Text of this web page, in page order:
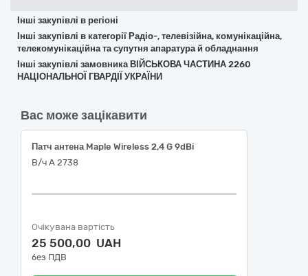
Інші закупівлі в регіоні
Інші закупівлі в категорії Радіо-, телевізійна, комунікаційна,
телекомунікаційна та супутня апаратура й обладнання
Інші закупівлі замовника ВІЙСЬКОВА ЧАСТИНА 2260
НАЦІОНАЛЬНОЇ ГВАРДІЇ УКРАЇНИ
Вас може зацікавити
Патч антена Maple Wireless 2,4 G 9dBi
В/ч А 2738
Очікувана вартість
25 500,00 UAH
без ПДВ